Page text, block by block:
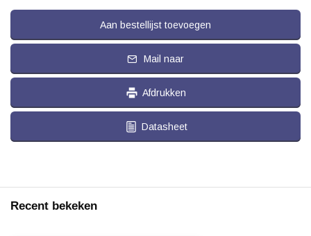
Aan bestellijst toevoegen
Mail naar
Afdrukken
Datasheet
Recent bekeken